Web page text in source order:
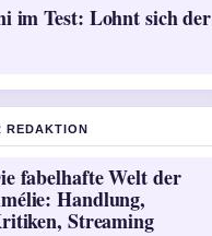
im Test: Lohnt sich der
REDAKTION
fabelhafte Welt der
Handlung,
Streaming